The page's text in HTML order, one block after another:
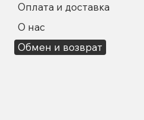
Оплата и доставка
О нас
Обмен и возврат